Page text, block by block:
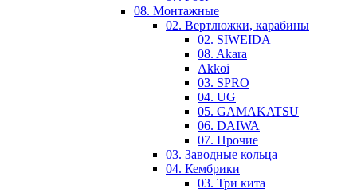
08. Монтажные
02. Вертлюжки, карабины
02. SIWEIDA
08. Akara
Akkoi
03. SPRO
04. UG
05. GAMAKATSU
06. DAIWA
07. Прочие
03. Заводные кольца
04. Кембрики
03. Три кита